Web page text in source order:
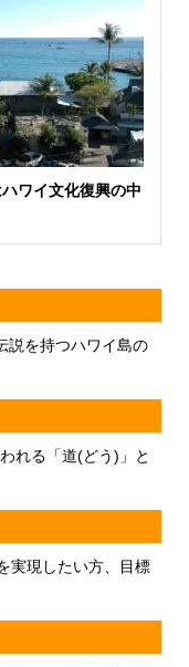
ワイ文化復興の中
説を持つハワイ島の
れる「道(どう)」と
実現したい方、目標